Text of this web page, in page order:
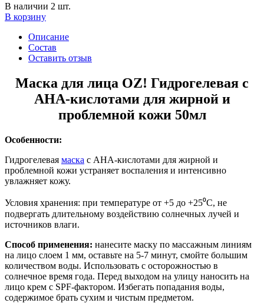
В наличии 2 шт.
В корзину
Описание
Состав
Оставить отзыв
Маска для лица OZ! Гидрогелевая с
АНА-кислотами для жирной и
проблемной кожи 50мл
Особенности:
Гидрогелевая маска с АНА-кислотами для жирной и
проблемной кожи устраняет воспаления и интенсивно
увлажняет кожу.
Условия хранения: при температуре от +5 до +25⁰С, не
подвергать длительному воздействию солнечных лучей и
источников влаги.
Способ применения: нанесите маску по массажным линиям
на лицо слоем 1 мм, оставьте на 5-7 минут, смойте большим
количеством воды. Использовать с осторожностью в
солнечное время года. Перед выходом на улицу наносить на
лицо крем с SPF-фактором. Избегать попадания воды,
содержимое брать сухим и чистым предметом.